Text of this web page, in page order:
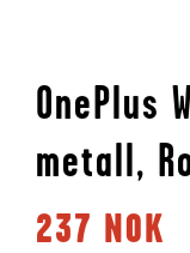
OnePlus
metall,
237 NOK